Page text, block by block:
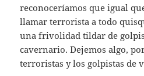
reconoceríamos que igual
llamar terrorista a todo
una frivolidad tildar de
cavernario. Dejemos algo,
terroristas y los golpistas de